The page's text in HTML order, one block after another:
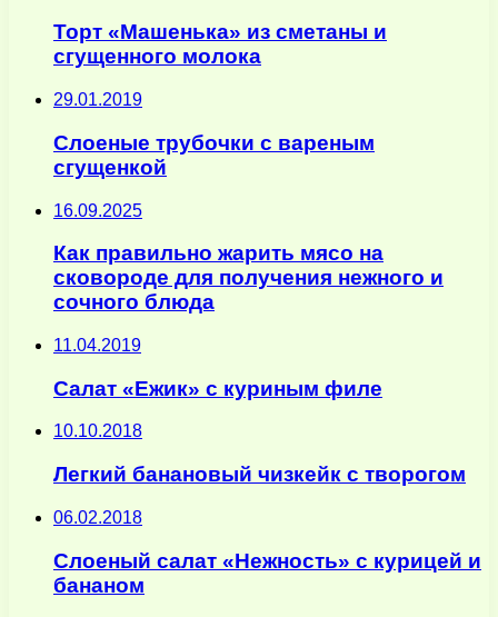
Торт «Машенька» из сметаны и
сгущенного молока
29.01.2019
Слоеные трубочки с вареным
сгущенкой
16.09.2025
Как правильно жарить мясо на
сковороде для получения нежного и
сочного блюда
11.04.2019
Салат «Ежик» с куриным филе
10.10.2018
Легкий банановый чизкейк с творогом
06.02.2018
Слоеный салат «Нежность» с курицей и
бананом